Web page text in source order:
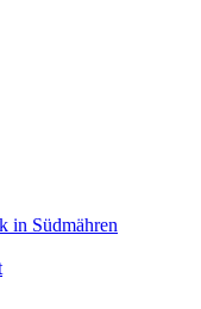
in Südmähren